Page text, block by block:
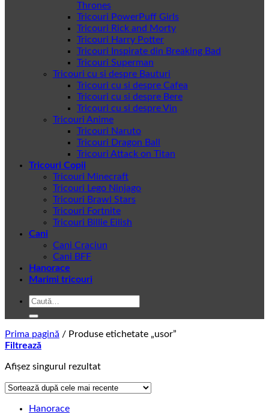
Thrones
Tricouri PowerPuff Girls
Tricouri Rick and Morty
Tricouri Harry Potter
Tricouri Inspirate din Breaking Bad
Tricouri Superman
Tricouri cu si despre Bauturi
Tricouri cu si despre Cafea
Tricouri cu si despre Bere
Tricouri cu si despre Vin
Tricouri Anime
Tricouri Naruto
Tricouri Dragon Ball
Tricouri Attack on Titan
Tricouri Copii
Tricouri Minecraft
Tricouri Lego Ninjago
Tricouri Brawl Stars
Tricouri Fortnite
Tricouri Billie Eilish
Cani
Cani Craciun
Cani BFF
Hanorace
Marimi tricouri
Caută
Prima pagină / Produse etichetate „usor”
Filtrează
Afișez singurul rezultat
Hanorace